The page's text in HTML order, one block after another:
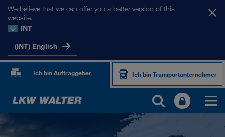
We believe that we can offer you a better version of this
website.
INT
(INT) English
Ich bin Auftraggeber Ich bin Transportunternehmer
UNSERE MÄRKTE